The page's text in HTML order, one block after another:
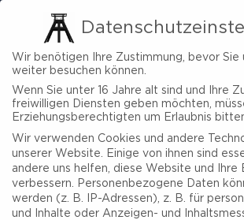
Wir benötigen Ihre Zustimmung, bevor Sie
weiter besuchen können.
Wenn Sie unter 16 Jahre alt sind und Ihre
freiwilligen Diensten geben möchten,
Erziehungsberechtigten um Erlaubnis
Wir verwenden Cookies und andere
unserer Website. Einige von ihnen sind
andere uns helfen, diese Website und Ihre
verbessern.
Personenbezogene Daten
werden (z. B. IP-Adressen), z. B. für
und Inhalte oder Anzeigen- und